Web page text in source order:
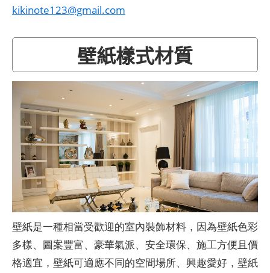
kikinote123@gmail.com
壁紙樣式材質
壁紙是一種相當受歡迎的室內裝飾材料，因為壁紙色彩
多樣、圖案豐富、豪華氣派、安全環保、施工方便且價
格適宜，壁紙可適應不同的空間場所、興趣愛好，壁紙